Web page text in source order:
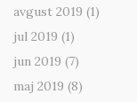
avgust 2019 (1)
jul 2019 (1)
jun 2019 (7)
maj 2019 (8)